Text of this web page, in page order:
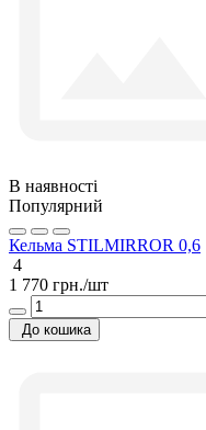
В наявності
Популярний
Кельма STILMIRROR 0,6
4
1 770 грн./шт
До кошика